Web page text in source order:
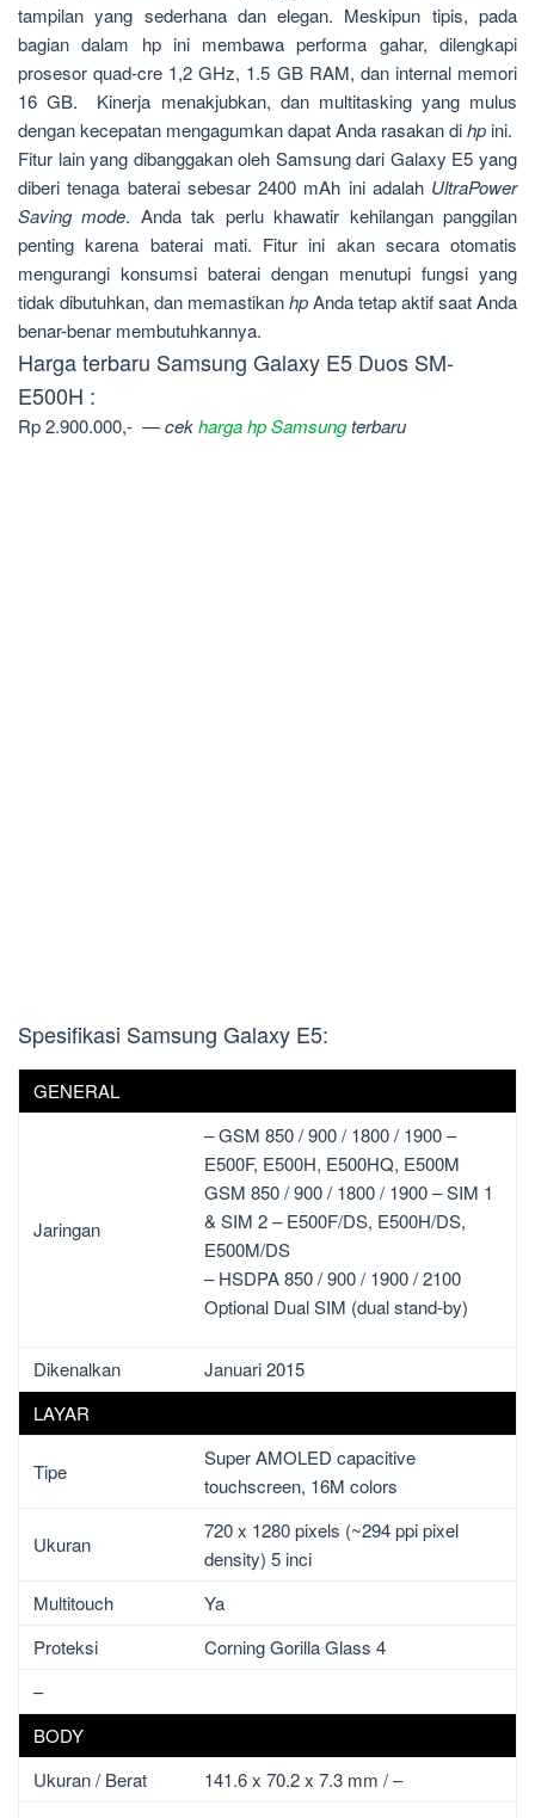
tampilan yang sederhana dan elegan. Meskipun tipis, pada
bagian dalam hp ini membawa performa gahar, dilengkapi
prosesor quad-cre 1,2 GHz, 1.5 GB RAM, dan internal memori
16 GB. Kinerja menakjubkan, dan multitasking yang mulus
dengan kecepatan mengagumkan dapat Anda rasakan dihp ini.
Fitur lain yang dibanggakan oleh Samsung dari Galaxy E5 yang
diberi tenaga baterai sebesar 2400 mAh ini adalah UltraPower
Saving mode. Anda tak perlu khawatir kehilangan panggilan
penting karena baterai mati. Fitur ini akan secara otomatis
mengurangi konsumsi baterai dengan menutupi fungsi yang
tidak dibutuhkan, dan memastikanhpAnda tetap aktif saat Anda
benar-benar membutuhkannya.
Harga terbaru Samsung Galaxy E5 Duos SM-
E500H :
Rp 2.900.000,- —cekharga hp Samsungterbaru
Spesifikasi Samsung Galaxy E5:
GENERAL
Jaringan
– GSM 850 / 900 / 1800 / 1900 –
E500F, E500H, E500HQ, E500M
GSM 850 / 900 / 1800 / 1900 – SIM 1
& SIM 2 – E500F/DS, E500H/DS,
E500M/DS
– HSDPA 850 / 900 / 1900 / 2100
Optional Dual SIM (dual stand-by)
Dikenalkan
Januari 2015
LAYAR
Tipe
Super AMOLED capacitive
touchscreen, 16M colors
Ukuran
720 x 1280 pixels (~294 ppi pixel
density) 5 inci
Multitouch
Ya
Proteksi
Corning Gorilla Glass 4
–
BODY
Ukuran / Berat
141.6 x 70.2 x 7.3 mm / –